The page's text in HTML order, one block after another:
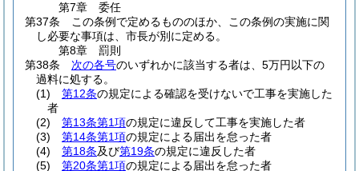
第7章
委任
第37条
この条例で定めるもののほか、この条例の実施に関
し必要な事項は、市長が別に定める。
第8章
罰則
第38条
次の各号のいずれかに該当する者は、5万円以下の
過料に処する。
(1)
第12条の規定による確認を受けないで工事を実施した
者
(2)
第13条第1項の規定に違反して工事を実施した者
(3)
第14条第1項の規定による届出を怠った者
(4)
第18条及び第19条の規定に違反した者
(5)
第20条第1項の規定による届出を怠った者